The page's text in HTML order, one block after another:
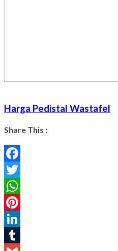
Harga Pedistal Wastafel
Share This :
Facebook
Twitter
WhatsApp
Pinterest